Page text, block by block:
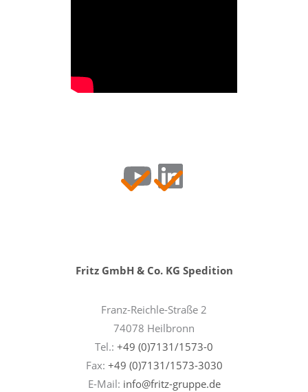
YouTube
LinkedIn
Fritz GmbH & Co. KG Spedition
Franz-Reichle-Straße 2
74078 Heilbronn
Tel.: +49 (0)7131/1573-0
Fax: +49 (0)7131/1573-3030
E-Mail: info@fritz-gruppe.de